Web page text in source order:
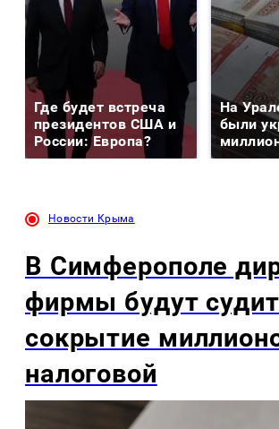
Где будет встреча
президентов США и
России: Европа?
На
были
Новости Крыма
В Симферополе
фирмы будут
сокрытие
налоговой